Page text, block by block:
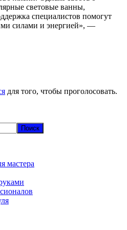
световые ванны,
специалистов помогут
силами и энергией», —
для того, чтобы проголосовать.
Поиск
мастера